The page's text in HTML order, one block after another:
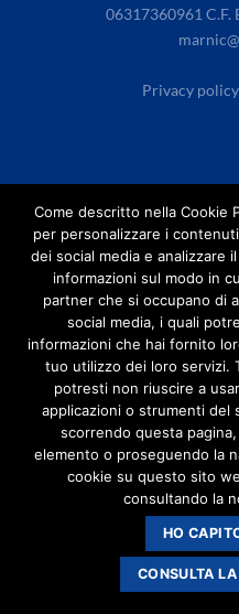
06317360961 C.F.
Privacy policy
Come descritto nella Cookie
per personalizzare i
dei social media e analizzare
informazioni sul modo in
partner che si occupano di
social media, i quali
informazioni che hai fornito
tuo utilizzo dei loro servizi.
potresti non riuscire a
applicazioni o strumenti del
scorrendo questa
elemento o proseguendo la
cookie su questo sito
consultando la
HO
CONSULTA